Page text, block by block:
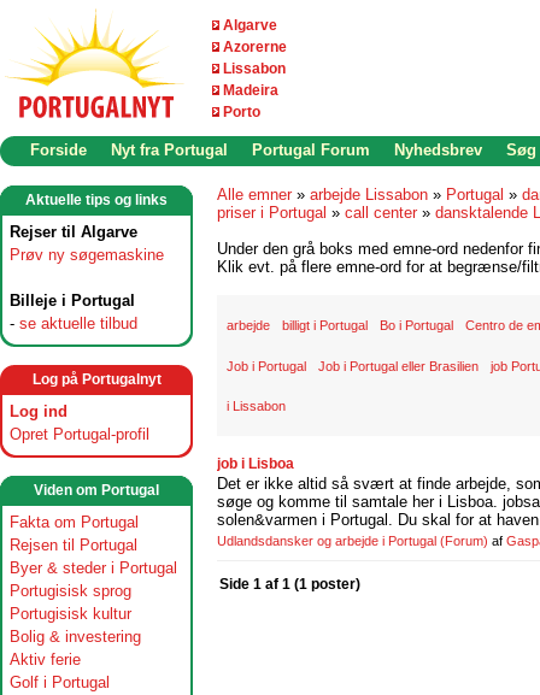
Algarve
Azorerne
Lissabon
Madeira
Porto
Forside Nyt fra Portugal Portugal Forum Nyhedsbrev Søg
Aktuelle tips og links
Rejser til Algarve
Prøv ny søgemaskine
Billeje i Portugal
- se aktuelle tilbud
Log på Portugalnyt
Log ind
Opret Portugal-profil
Viden om Portugal
Fakta om Portugal
Rejsen til Portugal
Byer & steder i Portugal
Portugisisk sprog
Portugisisk kultur
Bolig & investering
Aktiv ferie
Golf i Portugal
Alle emner » arbejde Lissabon » Portugal »
priser i Portugal » call center » dansktalende
Under den grå boks med emne-ord nedenfor
Klik evt. på flere emne-ord for at begrænse/
arbejde billigt i Portugal Bo i Portugal Centro de
Job i Portugal Job i Portugal eller Brasilien job
i Lissabon
job i Lisboa
Det er ikke altid så svært at finde arbejde,
søge og komme til samtale her i Lisboa.
solen&varmen i Portugal. Du skal for at
Udlandsdansker og arbejde i Portugal (Forum) af
Side 1 af 1 (1 poster)